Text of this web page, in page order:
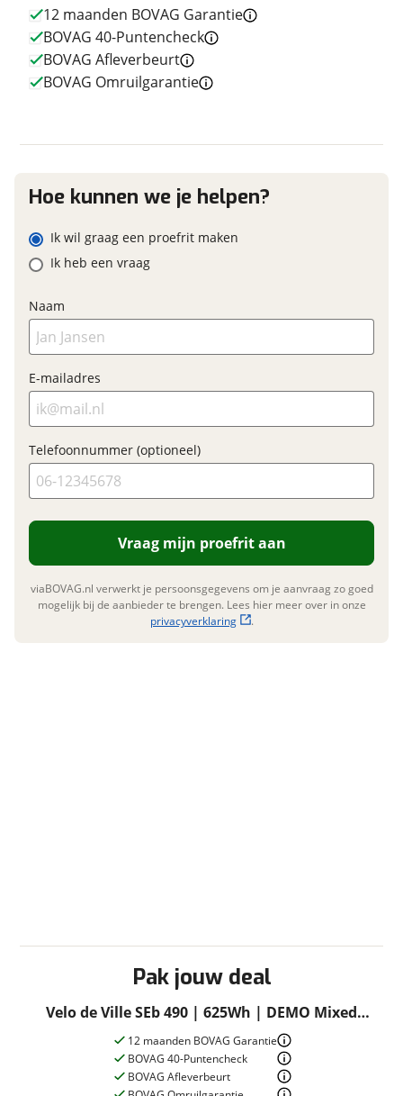
E-bike
Financieel
BTW/marge
Marge
Garanties
Pak jouw deal
Velo de Ville SEb 490 | 625Wh | DEMO Mixed
Night Blue Gloss 55cm 2024
12 maanden BOVAG Garantie
BOVAG 40-Puntencheck
BOVAG Afleverbeurt
over in onze privacyverklaring
12 maanden BOVAG Garantie
BOVAG 40-Puntencheck
BOVAG Afleverbeurt
BOVAG Omruilgarantie
Hoe kunnen we je helpen?
Ik wil graag een proefrit maken
Ik heb een vraag
Naam
E-mailadres
Telefoonnummer (optioneel)
Vraag mijn proefrit aan
viaBOVAG.nl verwerkt je persoonsgegevens om je aanvraag zo goed
mogelijk bij de aanbieder te brengen. Lees hier meer over in onze
privacyverklaring
.